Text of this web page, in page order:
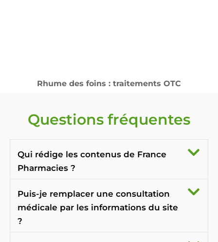
Rhume des foins : traitements OTC
Questions fréquentes
Qui rédige les contenus de France
Pharmacies ?
Puis-je remplacer une consultation
médicale par les informations du site
?